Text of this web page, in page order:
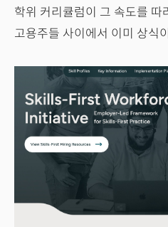
학위 커리큘럼이 그 속도를 따
고용주들 사이에서 이미 상식